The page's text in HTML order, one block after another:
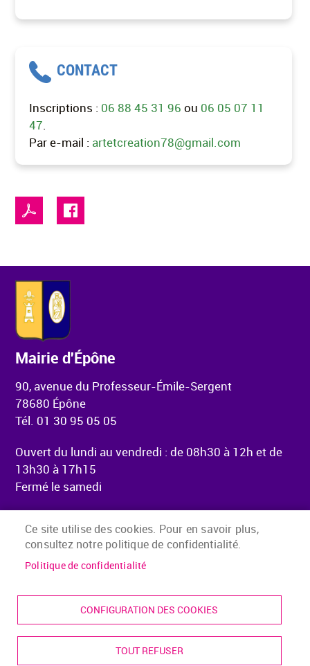
CONTACT
Inscriptions : 06 88 45 31 96 ou 06 05 07 11
47.
Par e-mail : artetcreation78@gmail.com
Mairie d'Épône
90, avenue du Professeur-Émile-Sergent
78680 Épône
Tél. 01 30 95 05 05
Ouvert du lundi au vendredi : de 08h30 à 12h et de
13h30 à 17h15
Fermé le samedi
Menu Pied de page
Accueil
Mentions légales
Presse
Ce site utilise des cookies. Pour en savoir plus,
consultez notre politique de confidentialité.
Politique de confidentialité
CONFIGURATION DES COOKIES
TOUT REFUSER